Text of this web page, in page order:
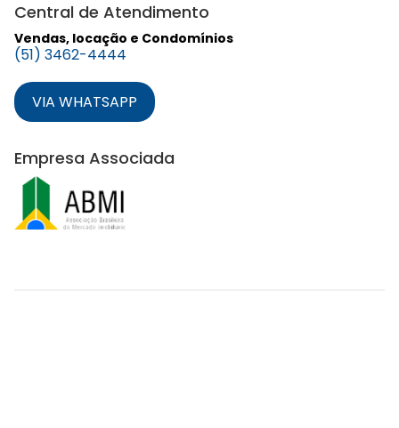
Central de Atendimento
Vendas, locação e Condomínios
(51) 3462-4444
VIA WHATSAPP
Empresa Associada